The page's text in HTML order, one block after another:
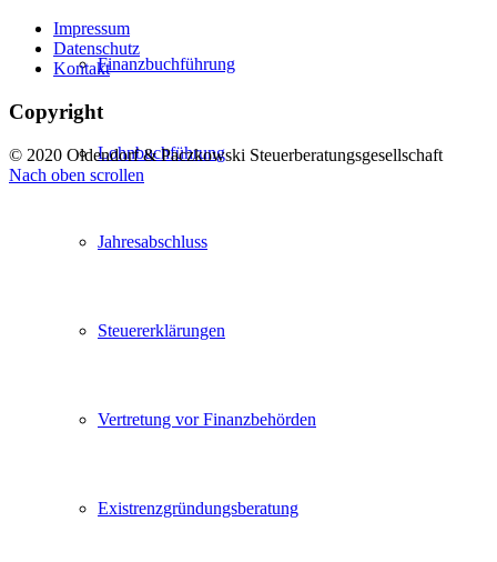
Finanzbuchführung
Lohnbuchführung
Jahresabschluss
Steuererklärungen
Vertretung vor Finanzbehörden
Existrenzgründungsberatung
Impressum
Datenschutz
Kontakt
Copyright
© 2020 Oldendorf & Paczkowski Steuerberatungsgesellschaft
Nach oben scrollen